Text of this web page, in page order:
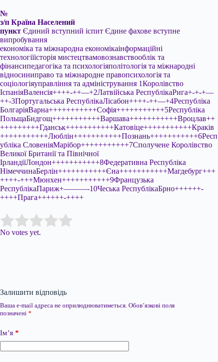
№
з/п Країна Населений
пункт Єдиний вступний іспит Єдине фахове вступне
випробування
економіка та міжнародна економікаінформаційні
технологіїісторія мистецтвамовознавствооблік та
фінансипедагогіка та психологіяполітологія та міжнародні
відносиниправо та міжнародне правопсихологія та
соціологіяуправління та адміністрування 1Королівство
ІспаніяВаленсія++++-++—+2Латвійська РеспублікаРига+-+-+—
++-3Португальська РеспублікаЛісабон++++-++—+4Республіка
БолгаріяВарна+++++++++++Софія+++++++++++5Республіка
ПольщаБидгощ+++++++++++Варшава+++++++++++Вроцлав++
+++++++++Гданськ+++++++++++Катовіце+++++++++++Краків
+++++++++++Люблін+++++++++++Познань+++++++++++6Респ
убліка СловеніяМарібор+++++++++++7Сполучене Королівство
Великої Британії та Північної
ІрландіїЛондон+++++++++++8Федеративна Республіка
НімеччинаБерлін+++++++++++Єна+++++++++++Магдебург+++
++++-+++Мюнхен+++++++++++9Французька
РеспублікаПариж+———-10Чеська РеспублікаБрно++++++-
++++Прага++++++-++++
Rate this item:
No votes yet.
Залишити відповідь
Ваша e-mail адреса не оприлюднюватиметься. Обов’язкові поля
позначені *
Ім’я *